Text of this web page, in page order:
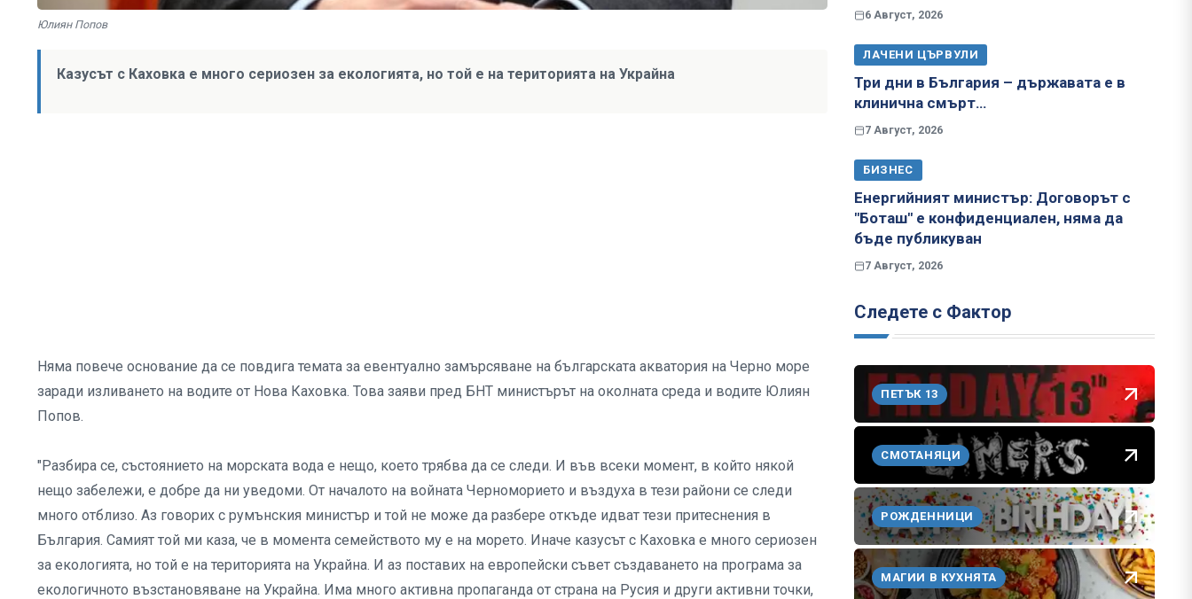
Юлиян Попов
Казусът с Каховка е много сериозен за екологията, но той е на територията на Украйна
Няма повече основание да се повдига темата за евентуално замърсяване на българската акватория на Черно море
заради изливането на водите от Нова Каховка. Това заяви пред БНТ министърът на околната среда и водите Юлиян
Попов.
"Разбира се, състоянието на морската вода е нещо, което трябва да се следи. И във всеки момент, в който някой
нещо забележи, е добре да ни уведоми. От началото на войната Черноморието и въздуха в тези райони се следи
много отблизо. Аз говорих с румънския министър и той не може да разбере откъде идват тези притеснения в
България. Самият той ми каза, че в момента семейството му е на морето. Иначе казусът с Каховка е много сериозен
за екологията, но той е на територията на Украйна. И аз поставих на европейски съвет създаването на програма за
екологичното възстановяване на Украйна. Има много активна пропаганда от страна на Русия и други активни точки,
6 Август, 2026
ЛАЧЕНИ ЦЪРВУЛИ
Три дни в България – държавата е в
клинична смърт…
7 Август, 2026
БИЗНЕС
Енергийният министър: Договорът с
"Боташ" е конфиденциален, няма да
бъде публикуван
7 Август, 2026
Следете с Фактор
ПЕТЪК 13
СМОТАНЯЦИ
РОЖДЕННИЦИ
МАГИИ В КУХНЯТА